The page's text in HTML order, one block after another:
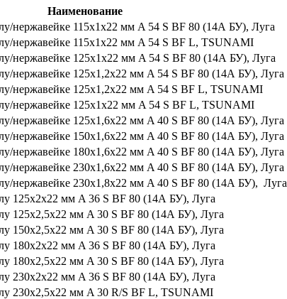
Наименование
нержавейке 115х1х22 мм A 54 S BF 80 (14А БУ), Луга
нержавейке 115х1х22 мм A 54 S BF L, TSUNAMI
нержавейке 125х1х22 мм A 54 S BF 80 (14А БУ), Луга
нержавейке 125х1,2х22 мм A 54 S BF 80 (14А БУ), Луга
нержавейке 125х1,2х22 мм A 54 S BF L, TSUNAMI
нержавейке 125х1х22 мм A 54 S BF L, TSUNAMI
нержавейке 125х1,6х22 мм A 40 S BF 80 (14А БУ), Луга
нержавейке 150х1,6х22 мм A 40 S BF 80 (14А БУ), Луга
нержавейке 180х1,6х22 мм A 40 S BF 80 (14А БУ), Луга
нержавейке 230х1,6х22 мм A 40 S BF 80 (14А БУ), Луга
нержавейке 230х1,8х22 мм A 40 S BF 80 (14А БУ), Луга
125х2х22 мм A 36 S BF 80 (14А БУ), Луга
125х2,5х22 мм A 30 S BF 80 (14А БУ), Луга
150х2,5х22 мм A 30 S BF 80 (14А БУ), Луга
180х2х22 мм A 36 S BF 80 (14А БУ), Луга
180х2,5х22 мм A 30 S BF 80 (14А БУ), Луга
230х2х22 мм A 36 S BF 80 (14А БУ), Луга
230х2,5х22 мм A 30 R/S BF L, TSUNAMI